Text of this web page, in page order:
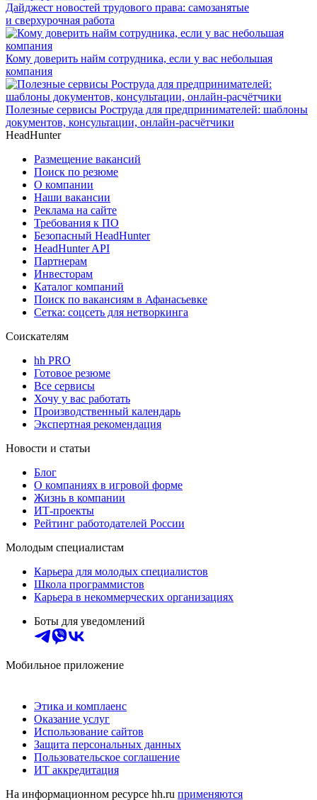
Дайджест новостей трудового права: самозанятые
и сверхурочная работа
Кому доверить найм сотрудника, если у вас небольшая
компания
Полезные сервисы Роструда для предпринимателей: шаблоны
документов, консультации, онлайн-расчётчики
HeadHunter
Размещение вакансий
Поиск по резюме
О компании
Наши вакансии
Реклама на сайте
Требования к ПО
Безопасный HeadHunter
HeadHunter API
Партнерам
Инвесторам
Каталог компаний
Поиск по вакансиям в Афанасьевке
Сетка: соцсеть для нетворкинга
Соискателям
hh PRO
Готовое резюме
Все сервисы
Хочу у вас работать
Производственный календарь
Экспертная рекомендация
Новости и статьи
Блог
О компаниях в игровой форме
Жизнь в компании
ИТ-проекты
Рейтинг работодателей России
Молодым специалистам
Карьера для молодых специалистов
Школа программистов
Карьера в некоммерческих организациях
Боты для уведомлений
Мобильное приложение
Этика и комплаенс
Оказание услуг
Использование сайтов
Защита персональных данных
Пользовательское соглашение
ИТ аккредитация
На информационном ресурсе hh.ru применяются